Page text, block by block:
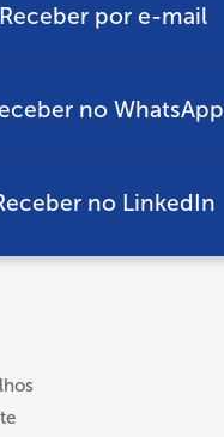
Receber por e-mail
no WhatsApp
no LinkedIn